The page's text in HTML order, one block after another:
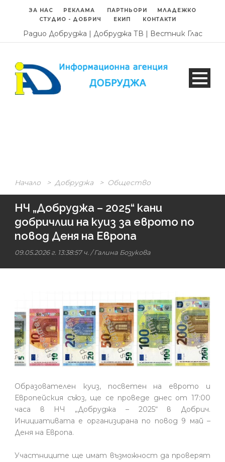
ЗА НАС РЕКЛАМА ПАРТНЬОРИ
МЛАДЕЖКО
СТУДИО - ДОБРИЧ
ЕКИП КОНТАКТИ
Радио Добруджа | Добруджа ТВ | Вестник Глас
Начало > Добруджа > Общество
НЧ „Добруджа – 2025“ кани
добричлии на куиз за еврото по
повод Деня на Европа
09.05.2026 г. 13:38:57 ч. /Галина Бозукова
Образователен куиз, посветен на еврото и
Европейския съюз, ще се проведе днес от 17:00
часа в НЧ „Добруджа – 2025“ в Добрич.
Инициативата е организирана по повод 9 май –
Деня на Европа.
Участниците ще имат възможност да проверят